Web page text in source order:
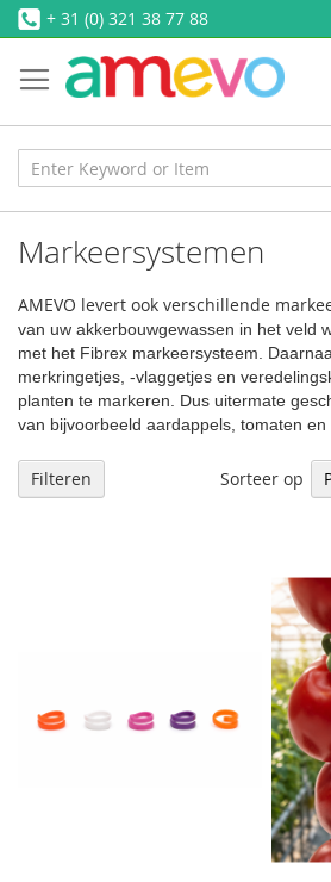
Ga
naar
de
inhoud
+ 31 (0) 321 38 77 88
Markeersystemen
AMEVO levert ook verschillende
van uw akkerbouwgewassen in het veld
met het Fibrex markeersysteem.
merkringetjes, -vlaggetjes en
planten te markeren. Dus uitermate
van bijvoorbeeld aardappels, tomaten en
Sorteer op
Filteren